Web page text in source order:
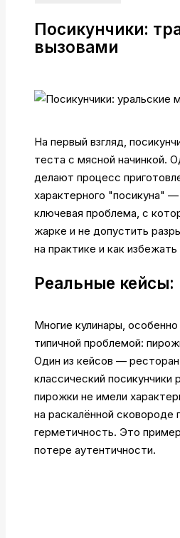
Посикунчики:
вызовами
На первый взгляд,
теста с мясной начинкой.
делают процесс
характерного "посикуна"
ключевая проблема, с
жарке и не допустить
на практике и как
Реальные кейсы:
Многие кулинары,
типичной проблемой:
Один из кейсов —
классический
пирожки не имели
на раскалённой
герметичность. Это
потере аутентичности.